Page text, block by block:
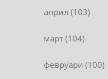
април (103)
март (104)
февруари (100)